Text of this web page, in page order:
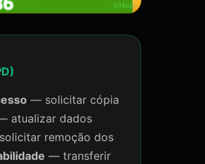
— solicitar cópia
atualizar dados
remoção dos
— transferir